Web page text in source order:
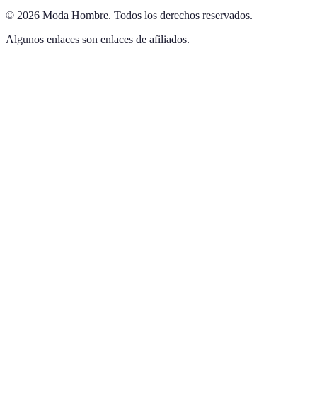
© 2026 Moda Hombre. Todos los derechos reservados.
Algunos enlaces son enlaces de afiliados.